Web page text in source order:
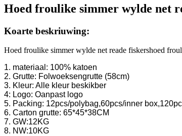
Hoed froulike simmer wylde net
Koarte beskriuwing:
Hoed froulike simmer wylde net reade fiskershoed
1. materiaal: 100% katoen
2. Grutte: Folwoeksengrutte (58cm)
3. Kleur: Alle kleur beskikber
4: Logo: Oanpast logo
5. Packing: 12pcs/polybag,60pcs/inner
6. Carton grutte: 65*45*38CM
7. GW:12KG
8. NW:10KG